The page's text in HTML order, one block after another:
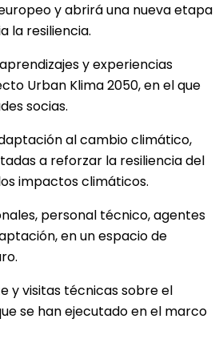
y abrirá una nueva etapa
la resiliencia.
y experiencias
Urban Klima 2050, en el que
socias.
al cambio climático,
a reforzar la resiliencia del
impactos climáticos.
personal técnico, agentes
en un espacio de
y visitas técnicas sobre el
se han ejecutado en el marco